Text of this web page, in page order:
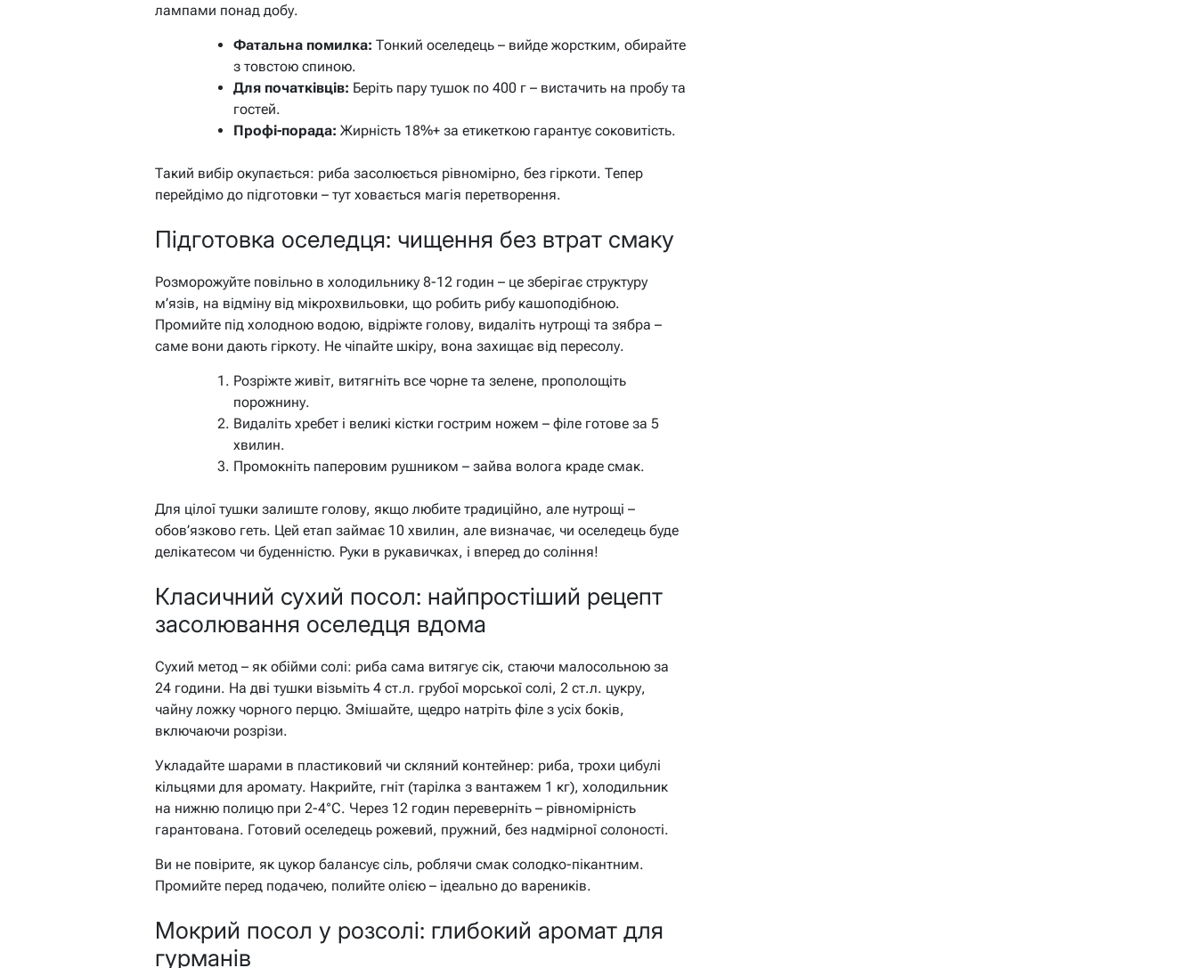
лампами понад добу.
Фатальна помилка: Тонкий оселедець – вийде жорстким, обирайте
з товстою спиною.
Для початківців: Беріть пару тушок по 400 г – вистачить на пробу та
гостей.
Профі-порада: Жирність 18%+ за етикеткою гарантує соковитість.
Такий вибір окупається: риба засолюється рівномірно, без гіркоти. Тепер
перейдімо до підготовки – тут ховається магія перетворення.
Підготовка оселедця: чищення без втрат смаку
Розморожуйте повільно в холодильнику 8-12 годин – це зберігає структуру
м’язів, на відміну від мікрохвильовки, що робить рибу кашоподібною.
Промийте під холодною водою, відріжте голову, видаліть нутрощі та зябра –
саме вони дають гіркоту. Не чіпайте шкіру, вона захищає від пересолу.
Розріжте живіт, витягніть все чорне та зелене, прополощіть
порожнину.
Видаліть хребет і великі кістки гострим ножем – філе готове за 5
хвилин.
Промокніть паперовим рушником – зайва волога краде смак.
Для цілої тушки залиште голову, якщо любите традиційно, але нутрощі –
обов’язково геть. Цей етап займає 10 хвилин, але визначає, чи оселедець буде
делікатесом чи буденністю. Руки в рукавичках, і вперед до соління!
Класичний сухий посол: найпростіший рецепт
засолювання оселедця вдома
Сухий метод – як обійми солі: риба сама витягує сік, стаючи малосольною за
24 години. На дві тушки візьміть 4 ст.л. грубої морської солі, 2 ст.л. цукру,
чайну ложку чорного перцю. Змішайте, щедро натріть філе з усіх боків,
включаючи розрізи.
Укладайте шарами в пластиковий чи скляний контейнер: риба, трохи цибулі
кільцями для аромату. Накрийте, гніт (тарілка з вантажем 1 кг), холодильник
на нижню полицю при 2-4°C. Через 12 годин переверніть – рівномірність
гарантована. Готовий оселедець рожевий, пружний, без надмірної солоності.
Ви не повірите, як цукор балансує сіль, роблячи смак солодко-пікантним.
Промийте перед подачею, полийте олією – ідеально до вареників.
Мокрий посол у розсолі: глибокий аромат для
гурманів